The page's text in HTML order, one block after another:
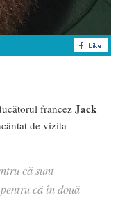
francez Jack
de vizita
că sunt
că în două